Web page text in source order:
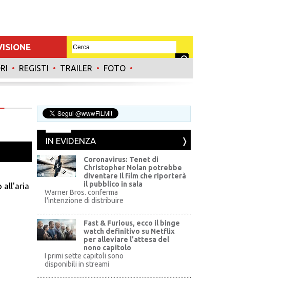
• REGISTI • TRAILER • FOTO •
all'aria
IN EVIDENZA
WB
Coronavirus: Tenet di
Christopher Nolan potrebbe
diventare il film che riporterà
il pubblico in sala
Warner Bros. conferma
l'intenzione di distribuire
Fast & Furious, ecco il binge
watch definitivo su Netflix
per alleviare l'attesa del
nono capitolo
I primi sette capitoli sono
disponibili in streami